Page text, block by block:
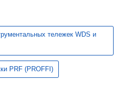
тележек WDS и
PRF (PROFFI)